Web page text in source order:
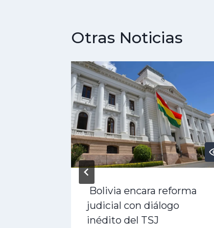
Otras Noticias
Bolivia encara reforma
judicial con diálogo
inédito del TSJ